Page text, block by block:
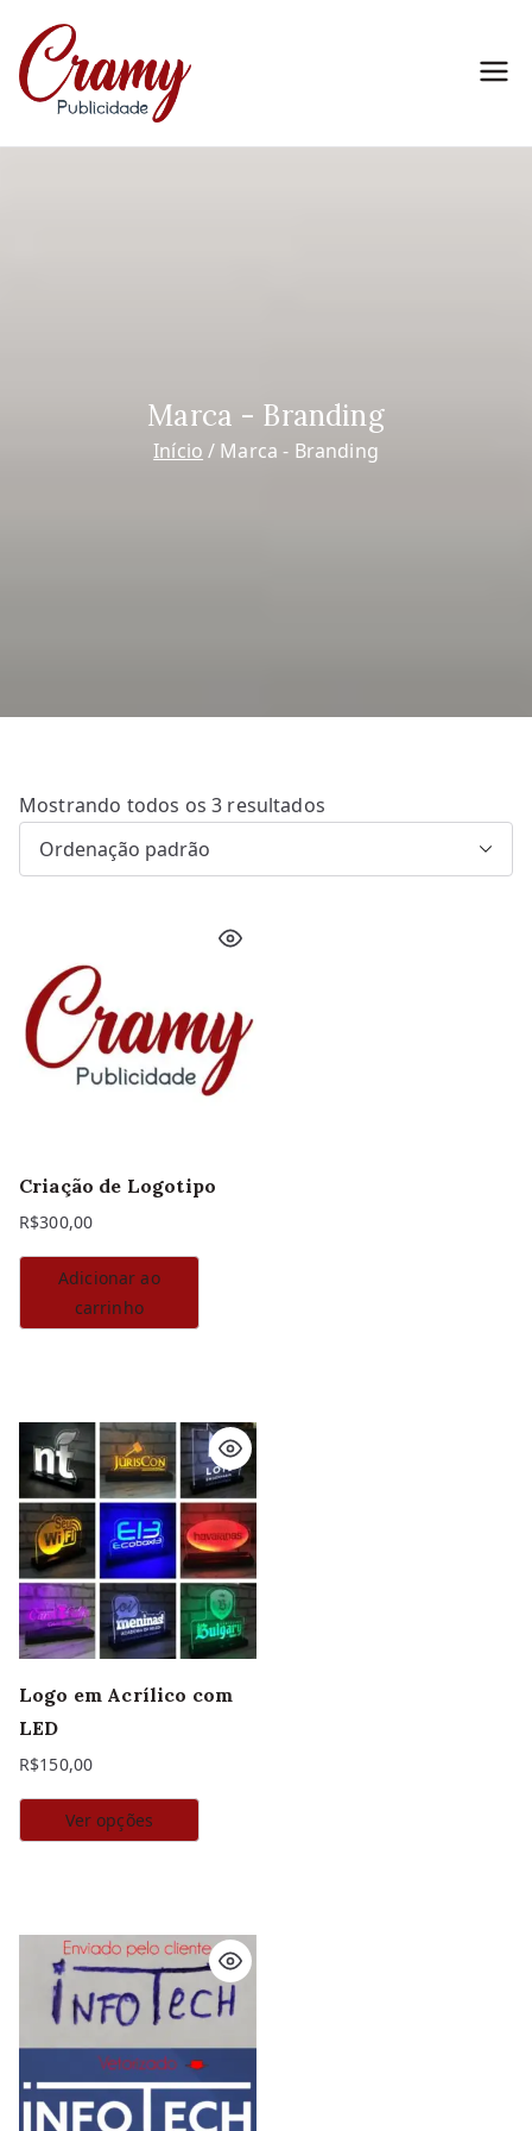
para
conteúdo
Publicidade
Marketing para Empreendedores
Marca - Branding
Início Marca - Branding
Mostrando todos os 3 resultados
Criação de Logotipo
R$300,00
Adicionar ao
carrinho
Logo em Acrílico com
LED
R$150,00
Ver opções
várias
variantes.
opções
podem
ser